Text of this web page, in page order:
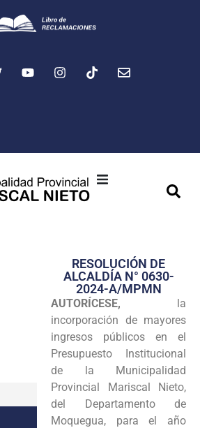
Transparencia
Seguridad
Programas
Intranet
RESOLUCIÓN DE
ALCALDÍA N° 0630-
2024-A/MPMN
AUTORÍCESE, la
incorporación de mayores
ingresos públicos en el
Presupuesto Institucional
de la Municipalidad
Provincial Mariscal Nieto,
del Departamento de
Moquegua, para el año